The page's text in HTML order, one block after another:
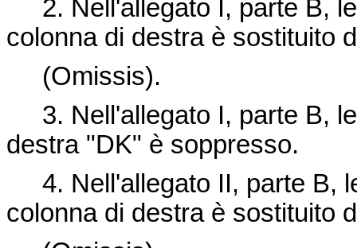
2. Nell'allegato I, parte B,
colonna di destra è sostituito
(Omissis).
3. Nell'allegato I, parte B,
destra "DK" è soppresso.
4. Nell'allegato II, parte B,
colonna di destra è sostituito